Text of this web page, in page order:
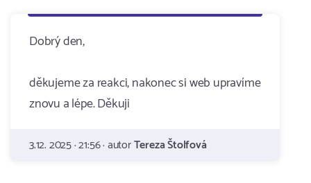
Dobrý den,
děkujeme za reakci, nakonec si web upravíme
znovu a lépe. Děkuji
3.12. 2025 · 21:56 · autorTereza Štolfová